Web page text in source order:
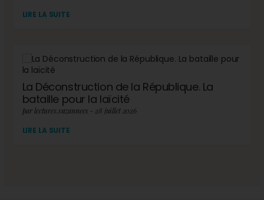
LIRE LA SUITE
La Déconstruction de la République. La
bataille pour la laïcité
par lectures.suzannees - 28 juillet 2026
LIRE LA SUITE